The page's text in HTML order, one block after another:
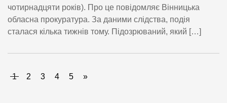
чотирнадцяти років). Про це повідомляє Вінницька
обласна прокуратура. За даними слідства, подія
сталася кілька тижнів тому. Підозрюваний, який […]
1 2 3 4 5 »